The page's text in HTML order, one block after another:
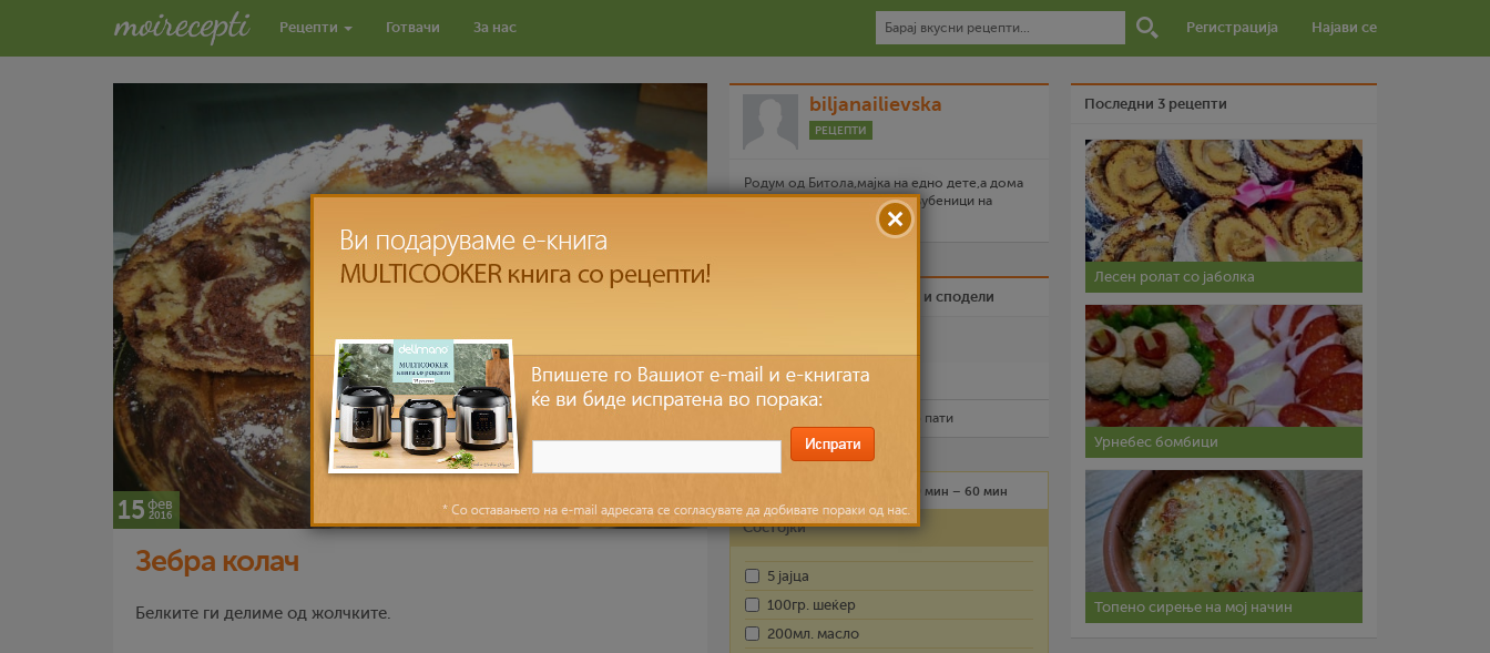
Рецепти Готвачи За нас Регистрација Најави се
15 фев
2016
Зебра колач
Белките ги делиме од жолчките.
biljanailievska
РЕЦЕПТИ
Родум од Битола,мајка на едно дете,а дома
сите заедно сме големи вљубеници на
Биди вистински пријател и сподели
Испечати го рецептот
пати
30 мин – 60 мин
Состојки
5 јајца
100гр. шеќер
200мл. масло
Последни 3 рецепти
Лесен ролат со јаболка
Урнебес бомбици
Топено сирење на мој начин